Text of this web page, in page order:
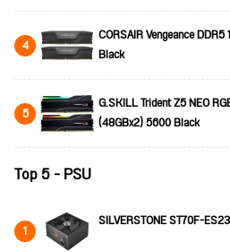
4
CORSAIR Vengeance
Black
5
G.SKILL Trident Z5 NEO
(48GBx2) 5600 Black
Top 5 - PSU
1 SILVERSTONE ST70F-